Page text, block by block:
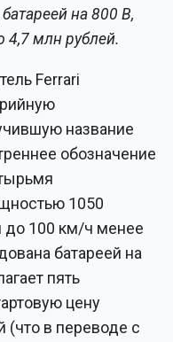
на 800 В,
4,7 млн рублей.
Ferrari
название
обозначение
1050
до 100 км/ч менее
батареей на
пять
цену
(что в переводе с